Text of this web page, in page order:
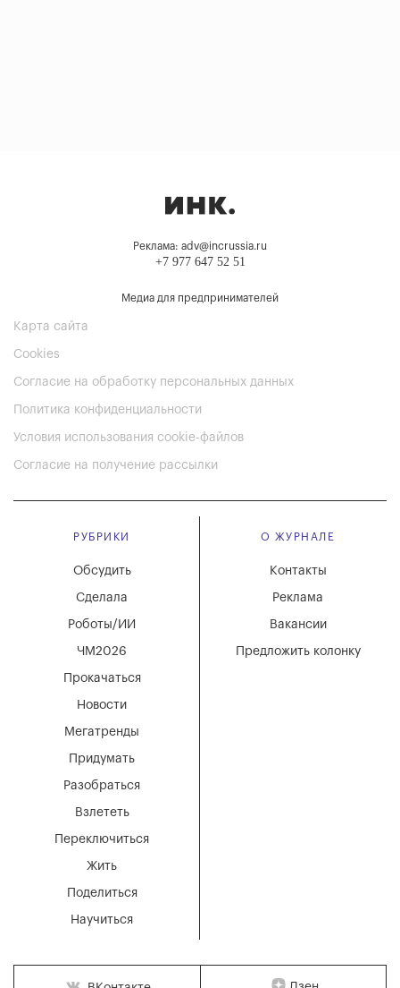
Реклама: adv@incrussia.ru
+7 977 647 52 51
Медиа для предпринимателей
Карта сайта
Cookies
Согласие на обработку персональных данных
Политика конфиденциальности
Условия использования cookie-файлов
Согласие на получение рассылки
РУБРИКИ
Мегатренды
Придумать
Разобраться
Взлететь
Новости
Переключиться
Жить
Поделиться
Научиться
Обсудить
Сделала
Роботы/ИИ
ЧМ2026
Прокачаться
О ЖУРНАЛЕ
Вакансии
Реклама
Контакты
Предложить колонку